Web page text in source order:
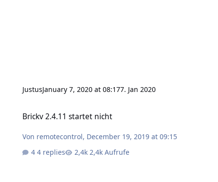
JustusJanuary 7, 2020 at 08:177. Jan 2020
Brickv 2.4.11 startet nicht
Von remotecontrol, December 19, 2019 at 09:15
4 replies
2,4k Aufrufe